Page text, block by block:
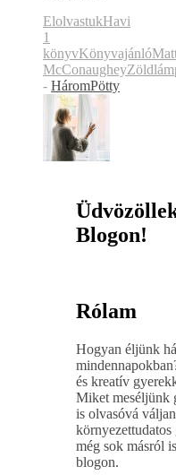
ElolvastukHavi
1
könyvKönyvajánló
McConaughey
- HáromPötty
Blogon!
Rólam
Hogyan éljünk
és kreatív
Miket meséljünk
is olvasóvá
még sok másról
blogon.